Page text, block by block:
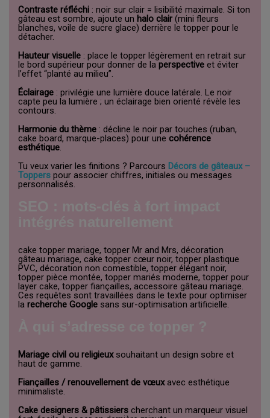
Contraste réfléchi : noir sur clair = lisibilité maximale. Si ton
gâteau est sombre, ajoute un halo clair(mini fleurs
blanches, voile de sucre glace) derrière le topper pour le
détacher.
Hauteur visuelle : place le topper légèrement en retrait sur
le bord supérieur pour donner de la perspective et éviter
l’effet “planté au milieu”.
Éclairage : privilégie une lumière douce latérale. Le noir
capte peu la lumière ; un éclairage bien orienté révèle les
contours.
Harmonie du thème : décline le noir par touches (ruban,
cake board, marque-places) pour une cohérence
esthétique
Tu veux varier les finitions ? Parcours Décors de gâteaux –
Toppers pour associer chiffres, initiales ou messages
personnalisés.
cake topper mariage, topper Mr and Mrs, décoration
gâteau mariage, cake topper cœur noir, topper plastique
PVC, décoration non comestible, topper élégant noir,
topper pièce montée, topper mariés moderne, topper pour
layer cake, topper fiançailles, accessoire gâteau mariage.
Ces requêtes sont travaillées dans le texte pour optimiser
la recherche Google sans sur-optimisation artificielle.
Mariage civil ou religieuxsouhaitant un design sobre et
haut de gamme.
Fiançailles / renouvellement de vœuxavec esthétique
minimaliste.
Cake designers & pâtissiers cherchant un marqueur visuel